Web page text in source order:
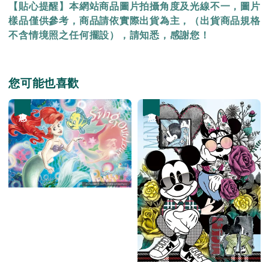
【貼心提醒】本網站商品圖片拍攝角度及光線不一，圖片
樣品僅供參考，商品請依實際出貨為主，（出貨商品規格
不含情境照之任何擺設），請知悉，感謝您！
您可能也喜歡